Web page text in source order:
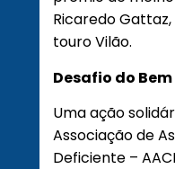
Ricaredo
touro Vilão.
Desafio do Bem
Uma ação
Associação de
Deficiente –